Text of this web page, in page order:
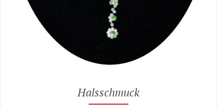
Halsschmuck